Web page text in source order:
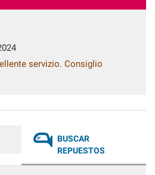
servizio. Consiglio
BUSCAR
REPUESTOS